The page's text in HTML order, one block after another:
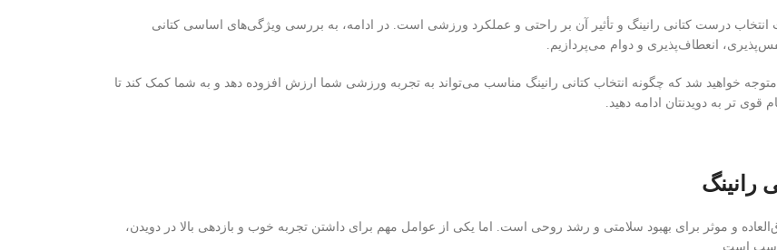
درست کتانی رانینگ و تأثیر آن بر راحتی و عملکرد ورزشی است. در ادامه، به بررسی ویژگی‌های اساسی کتانی
انعطاف‌پذیری و دوام می‌پردازیم.
متوجه خواهید شد که چگونه انتخاب کتانی رانینگ مناسب می‌تواند به تجربه ورزشی شما ارزش افزوده دهد و به شما کمک کند تا
تر به دویدنتان ادامه دهید.
رانینگ
و موثر برای بهبود سلامتی و رشد روحی است. اما یکی از عوامل مهم برای داشتن تجربه خوب و بازدهی بالا در دویدن،
است.